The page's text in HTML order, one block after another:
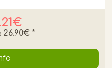
26.90€ *